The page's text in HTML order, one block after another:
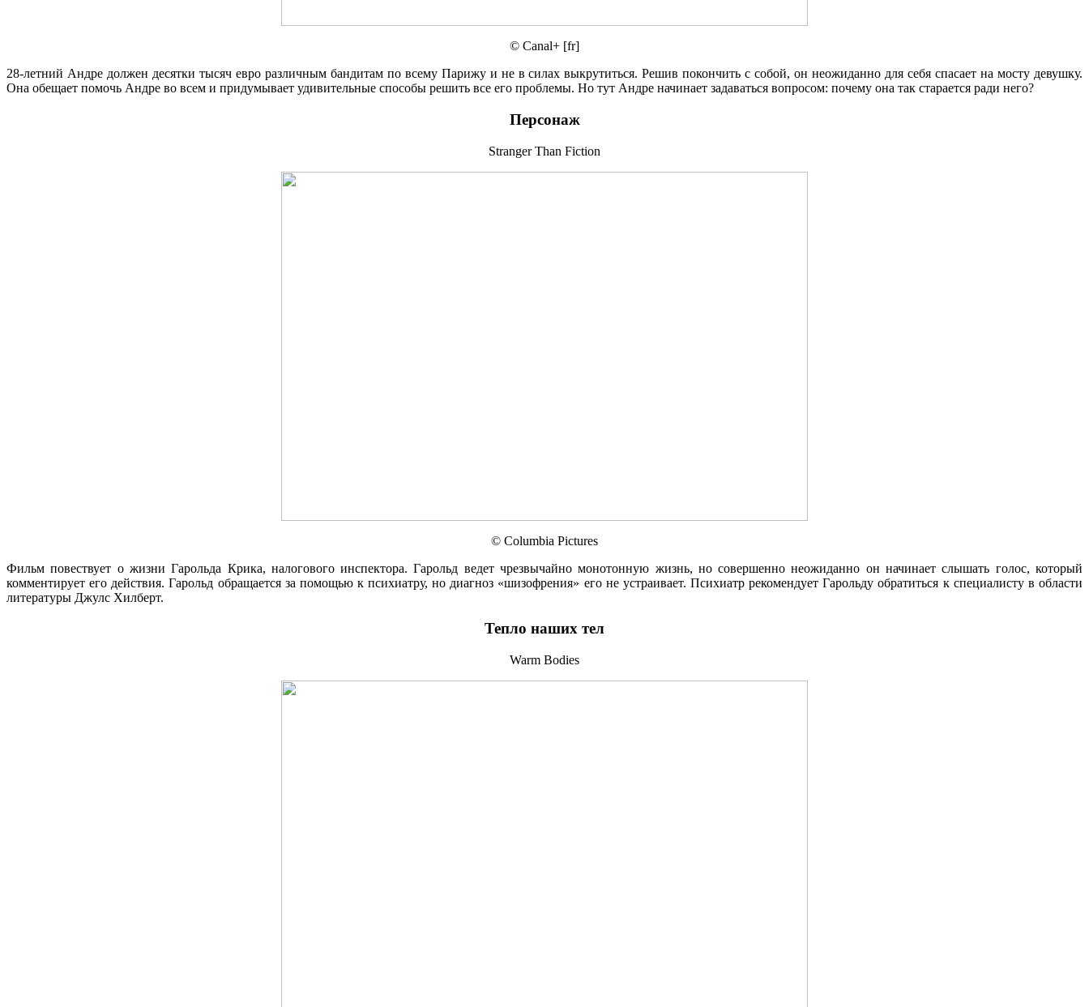
© Canal+ [fr]
28-летний Андре должен десятки тысяч евро различным бандитам по всему Парижу и не в силах выкрутиться. Решив покончить с собой, он неожиданно для себя спасает на мосту девушку.
Она обещает помочь Андре во всем и придумывает удивительные способы решить все его проблемы. Но тут Андре начинает задаваться вопросом: почему она так старается ради него?
Персонаж
Stranger Than Fiction
© Columbia Pictures
Фильм повествует о жизни Гарольда Крика, налогового инспектора. Гарольд ведет чрезвычайно монотонную жизнь, но совершенно неожиданно он начинает слышать голос, который
комментирует его действия. Гарольд обращается за помощью к психиатру, но диагноз «шизофрения» его не устраивает. Психиатр рекомендует Гарольду обратиться к специалисту в области
литературы Джулс Хилберт.
Тепло наших тел
Warm Bodies